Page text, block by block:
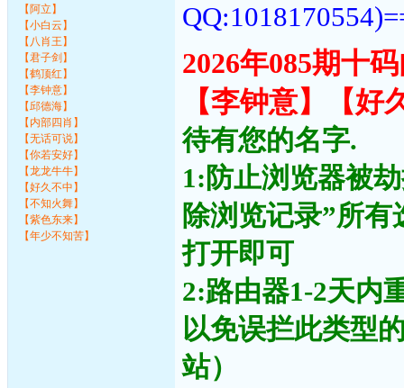
【阿立】
【小白云】
【八肖王】
【君子剑】
【鹤顶红】
【李钟意】
【邱德海】
【内部四肖】
【无话可说】
【你若安好】
【龙龙牛牛】
【好久不中】
【不知火舞】
【紫色东来】
【年少不知苦】
2026年085期十
【李钟意】【
待有您的名字.
1:防止浏览器被
除浏览记录”所
打开即可
2:路由器1-2天内
以免误拦此类型
站）